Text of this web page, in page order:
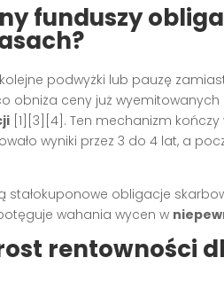
funduszy
podwyżki lub pauzę
obniża ceny już
[1][3][4]. Ten mechanizm
wyniki przez 3 do 4 lat, a
stałokuponowe obligacje
wahania wycen w
rentowności